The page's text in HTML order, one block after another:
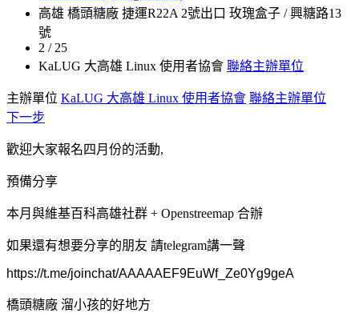
高雄 橋頭糖廠 捷運R22A 2號出口 玫瑰盒子 / 興糖路13
號
2 / 25
KaLUG 大高雄 Linux 使用者協會 聯絡主辦單位
主辦單位 KaLUG 大高雄 Linux 使用者協會 聯絡主辦單位
下一步
歡迎大家報名四月份的活動,
預備分享
本月與維基百科高雄社群 + Openstreemap 合辦
如果還有想要分享的朋友 請telegram講一聲
https://t.me/joinchat/AAAAAEF9EuWf_Ze0Yg9geA
橋頭糖廠 溜小孩的好地方